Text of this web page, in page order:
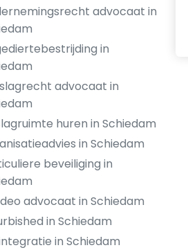
advocaat in
in
advocaat in
huren in Schiedam
in Schiedam
beveiliging in
advocaat in Schiedam
in Schiedam
in Schiedam